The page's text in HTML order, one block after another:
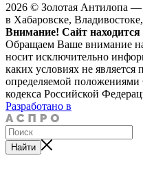
2026 © Золотая Антилопа —
в Хабаровске,
Внимание! Сайт
Обращаем Ваше внимание
носит исключительно
каких условиях не
определяемой положениями
кодекса Российской
Разработано в
Найти